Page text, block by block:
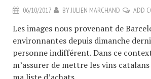
06/10/2017 BYJULIEN MARCHAND ADD
Les images nous provenant de
environnantes depuis dimanche
personne indifférent. Dans ce
m’assurer de mettre les vins